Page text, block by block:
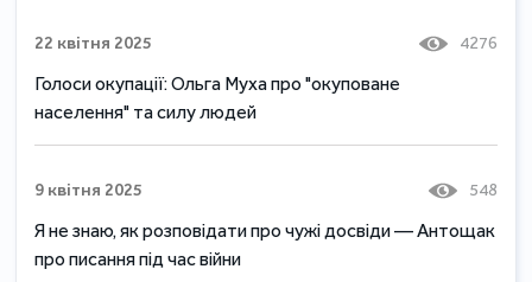
22 квітня 2025 4276
Голоси окупації: Ольга Муха про "окуповане
населення" та силу людей
9 квітня 2025 548
Я не знаю, як розповідати про чужі досвіди — Антощак
про писання під час війни